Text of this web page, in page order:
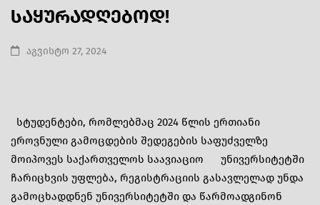
საყურადღებოდ!
აგვისტო 27, 2024
სტუდენტები, რომლებმაც 2024 წლის ერთიანი
ეროვნული გამოცდების შედეგების საფუძველზე
მოიპოვეს საქართველოს საავიაციო უნივერსიტეტში
ჩარიცხვის უფლება, რეგისტრაციის გასავლელად უნდა
გამოცხადდნენ უნივერსიტეტში და წარმოადგინონ